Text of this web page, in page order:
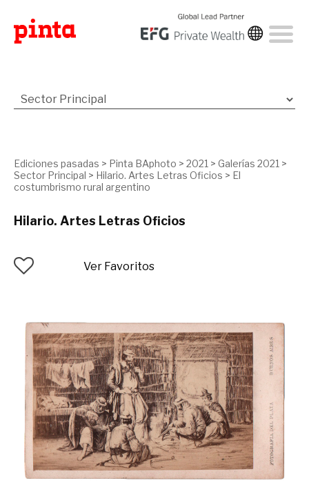
Ediciones pasadas > Pinta BAphoto > 2021 > Galerías 2021 >
Sector Principal > Hilario. Artes Letras Oficios > El
costumbrismo rural argentino
Hilario. Artes Letras Oficios
Ver Favoritos